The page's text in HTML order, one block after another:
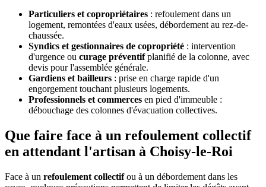
Particuliers et copropriétaires : refoulement dans un
logement, remontées d'eaux usées, débordement au rez-de-
chaussée.
Syndics et gestionnaires de copropriété : intervention
d'urgence ou curage préventifplanifié de la colonne, avec
devis pour l'assemblée générale.
Gardiens et bailleurs : prise en charge rapide d'un
engorgement touchant plusieurs logements.
Professionnels et commerces en pied d'immeuble :
débouchage des colonnes d'évacuation collectives.
Que faire face à un refoulement collectif
en attendant l'artisan à Choisy-le-Roi
Face à un refoulement collectifou à un débordement dans les